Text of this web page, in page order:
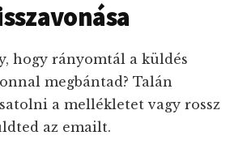
hogy rányomtál a küldés
megbántad? Talán
a mellékletet vagy rossz
az emailt.